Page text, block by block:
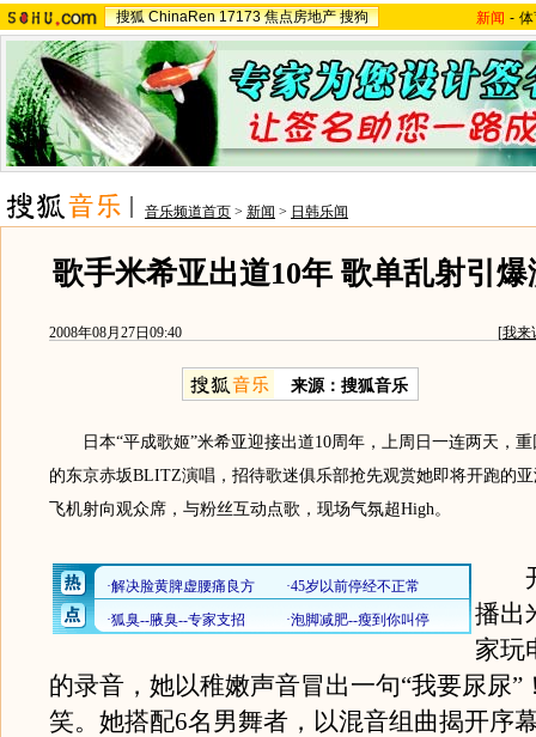
搜狐 ChinaRen 17173 焦点房地产 搜狗 新闻 -
音乐频道首页 > 新闻 > 日韩乐闻
歌手米希亚出道10年 歌单乱射引
2008年08月27日09:40 [我来
来源：搜狐音乐
日本“平成歌姬”米希亚迎接出道10周年，上周日一连两天，重
的东京赤坂BLITZ演唱，招待歌迷俱乐部抢先观赏她即将开跑的
飞机射向观众席，与粉丝互动点歌，现场气氛超High。
开
播出
家玩
的录音，她以稚嫩声音冒出一句“我要尿尿”
笑。她搭配6名男舞者，以混音组曲揭开序